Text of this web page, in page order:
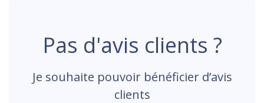
Pas d'avis clients ?
Je souhaite pouvoir bénéficier d’avis
clients